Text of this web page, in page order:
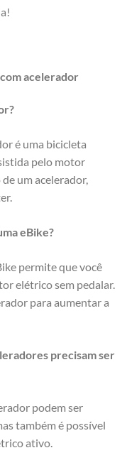
acelerador
é uma bicicleta
pelo motor
um acelerador,
eBike?
permite que você
elétrico sem pedalar.
para aumentar a
precisam ser
podem ser
também é possível
ativo.